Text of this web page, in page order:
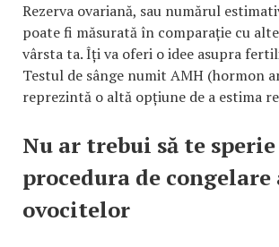
Rezerva ovariană, sau numărul
poate fi măsurată în comparație cu
vârsta ta. Îți va oferi o idee asupra
Testul de sânge numit AMH (hormon
reprezintă o altă opțiune de a estima
Nu ar trebui să te sperie
procedura de congelare
ovocitelor